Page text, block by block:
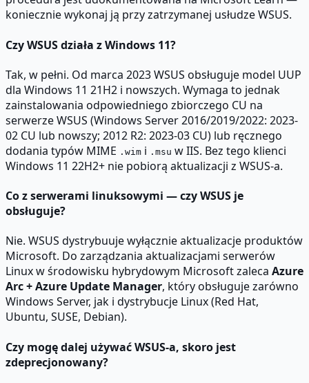
koniecznie wykonaj ją przy zatrzymanej usłudze WSUS.
Czy WSUS działa z Windows 11?
Tak, w pełni. Od marca 2023 WSUS obsługuje model UUP
dla Windows 11 21H2 i nowszych. Wymaga to jednak
zainstalowania odpowiedniego zbiorczego CU na
serwerze WSUS (Windows Server 2016/2019/2022: 2023-
02 CU lub nowszy; 2012 R2: 2023-03 CU) lub ręcznego
dodania typów MIME .wim i .msu w IIS. Bez tego klienci
Windows 11 22H2+ nie pobiorą aktualizacji z WSUS-a.
Co z serwerami linuksowymi — czy WSUS je
obsługuje?
Nie. WSUS dystrybuuje wyłącznie aktualizacje produktów
Microsoft. Do zarządzania aktualizacjami serwerów
Linux w środowisku hybrydowym Microsoft zaleca Azure
Arc + Azure Update Manager, który obsługuje zarówno
Windows Server, jak i dystrybucje Linux (Red Hat,
Ubuntu, SUSE, Debian).
Czy mogę dalej używać WSUS-a, skoro jest
zdeprecjonowany?